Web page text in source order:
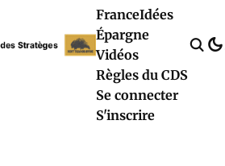
FranceIdées
Épargne
Vidéos
Règles du CDS
Se connecter
S'inscrire